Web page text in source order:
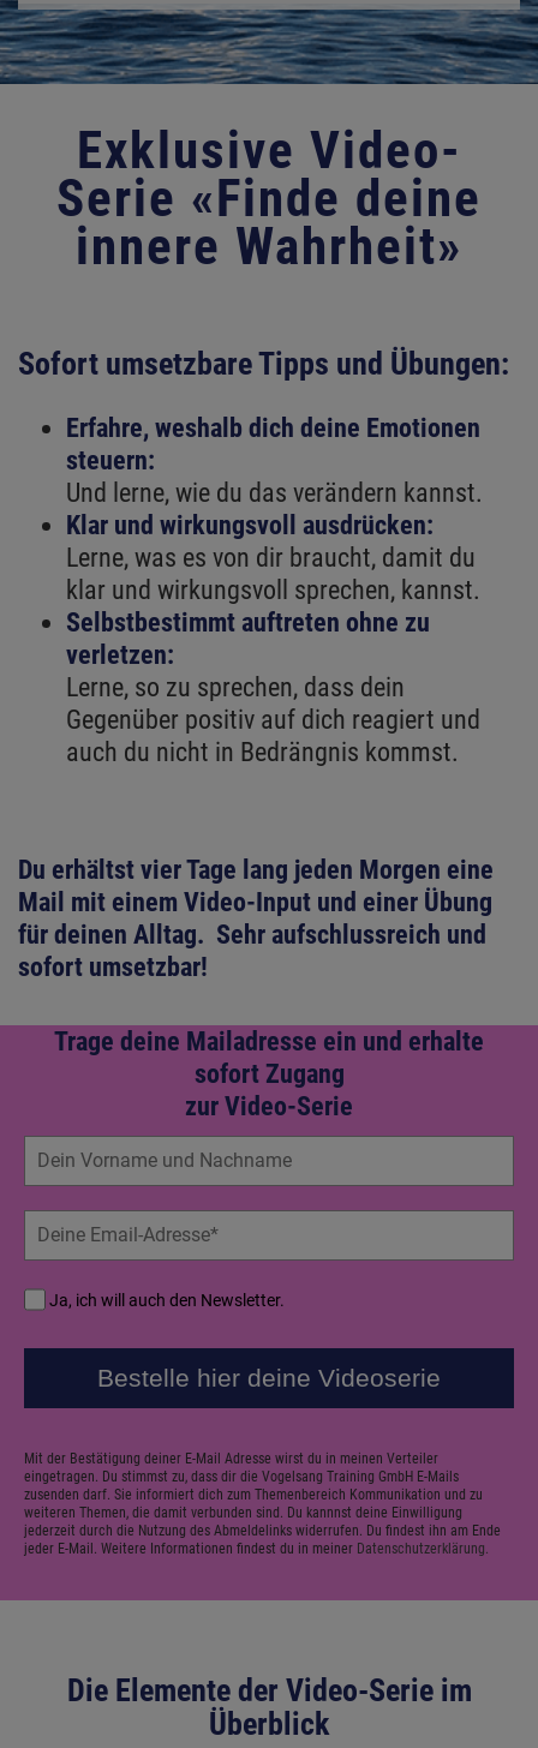
Exklusive Video-
Serie «Finde deine
innere Wahrheit»
Sofort umsetzbare Tipps und Übungen:
Erfahre, weshalb dich deine Emotionen
steuern:
Und lerne, wie du das verändern kannst.
Klar und wirkungsvoll ausdrücken:
Lerne, was es von dir braucht, damit du
klar und wirkungsvoll sprechen, kannst.
Selbstbestimmt auftreten ohne zu
verletzen:
Lerne, so zu sprechen, dass dein
Gegenüber positiv auf dich reagiert und
auch du nicht in Bedrängnis kommst.
Du erhältst vier Tage lang jeden Morgen eine
Mail mit einem Video-Input und einer Übung
für deinen Alltag. Sehr aufschlussreich und
sofort umsetzbar!
Trage deine Mailadresse ein und erhalte
sofort Zugang
zur Video-Serie
Ja, ich will auch den Newsletter.
Bestelle hier deine Videoserie
Mit der Bestätigung deiner E-Mail Adresse wirst du in meinen Verteiler
eingetragen. Du stimmst zu, dass dir die Vogelsang Training GmbH E-Mails
zusenden darf. Sie informiert dich zum Themenbereich Kommunikation und zu
weiteren Themen, die damit verbunden sind. Du kannnst deine Einwilligung
jederzeit durch die Nutzung des Abmeldelinks widerrufen. Du findest ihn am Ende
jeder E-Mail. Weitere Informationen findest du in meiner Datenschutzerklärung.
Die Elemente der Video-Serie im
Überblick